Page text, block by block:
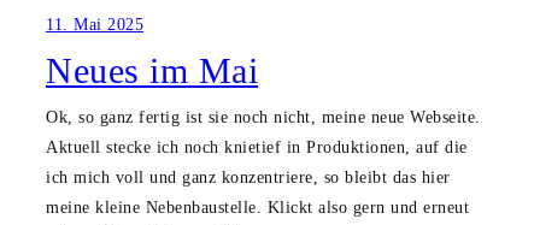
11. Mai 2025
Neues im Mai
Ok, so ganz fertig ist sie noch nicht, meine neue Webseite.
Aktuell stecke ich noch knietief in Produktionen, auf die
ich mich voll und ganz konzentriere, so bleibt das hier
meine kleine Nebenbaustelle. Klickt also gern und erneut